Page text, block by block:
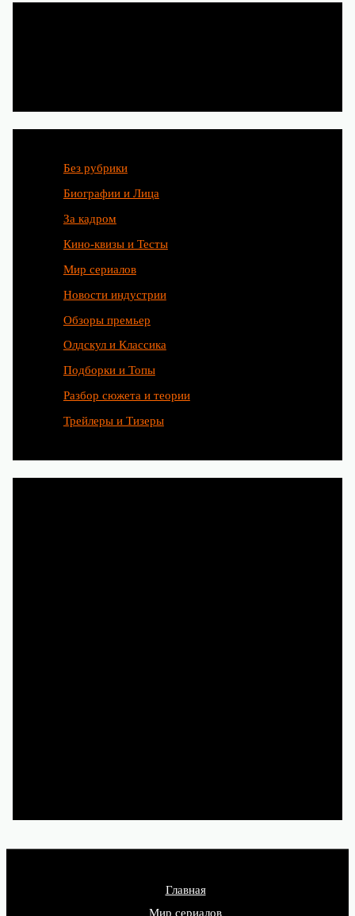
Без рубрики
Биографии и Лица
За кадром
Кино-квизы и Тесты
Мир сериалов
Новости индустрии
Обзоры премьер
Олдскул и Классика
Подборки и Топы
Разбор сюжета и теории
Трейлеры и Тизеры
Главная
Мир сериалов